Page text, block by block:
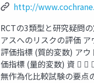
http://
RCTの3類型と研究疑問
アスへのリスクの評価 ア
評価指標 (質的変数) アウ
価指標 (量的変数) 資  
無作為化比較試験の要点